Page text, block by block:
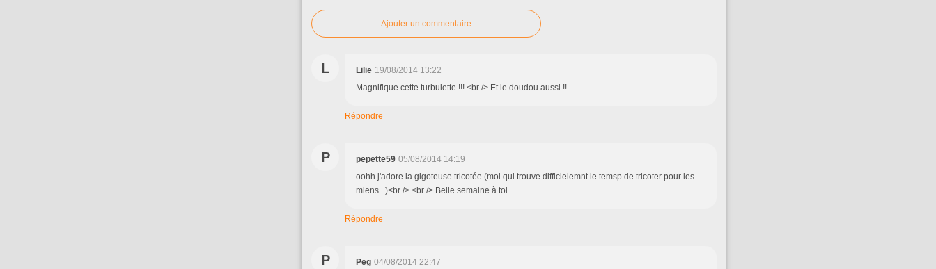
Ajouter un commentaire
L Lilie 19/08/2014 13:22
Magnifique cette turbulette !!! <br /> Et le doudou aussi !!
Répondre
P pepette59 05/08/2014 14:19
oohh j'adore la gigoteuse tricotée (moi qui trouve difficielemnt le temsp de tricoter pour les
miens...)<br /> <br /> Belle semaine à toi
Répondre
P Peg 04/08/2014 22:47